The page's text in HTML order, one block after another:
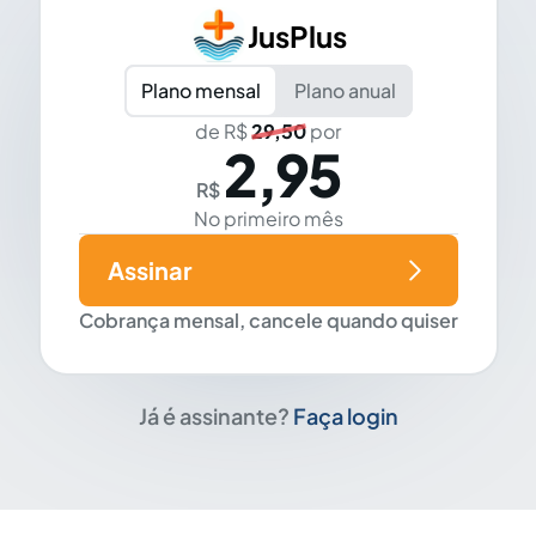
JusPlus
Plano mensal
Plano anual
de R$29,50por
R$ 2,95
No primeiro mês
Cobrança mensal, cancele quando quiser
Assinar
Já é assinante? Faça login